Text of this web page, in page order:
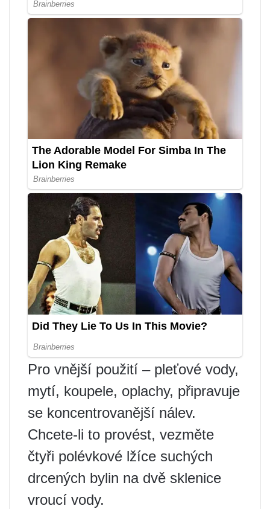
Pro vnější použití – pleťové vody,
mytí, koupele, oplachy, připravuje
se koncentrovanější nálev.
Chcete-li to provést, vezměte
čtyři polévkové lžíce suchých
drcených bylin na dvě sklenice
vroucí vody.